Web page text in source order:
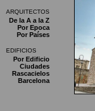
ARQUITECTOS
De la A a la Z
Por Epoca
Por Países
EDIFICIOS
Por Edificio
Ciudades
Rascacielos
Barcelona